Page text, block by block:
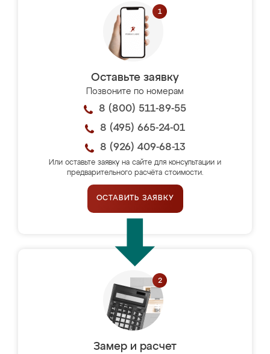
Оставьте заявку
Позвоните по номерам
8 (800) 511-89-55
8 (495) 665-24-01
8 (926) 409-68-13
Или оставьте заявку на сайте для консультации и
предварительного расчёта стоимости.
ОСТАВИТЬ ЗАЯВКУ
Замер и расчет